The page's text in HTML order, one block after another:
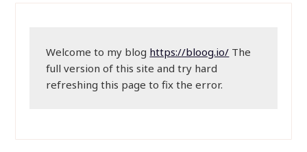
Welcome to my blog https://bloog.io/ The
full version of this site and try hard
refreshing this page to fix the error.